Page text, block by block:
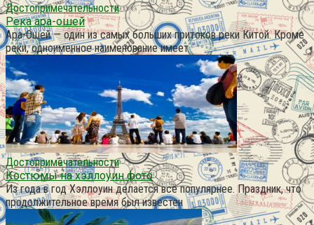
Достопримечательности
Река ара-ошей
Ара-Ошей — один из самых больших притоков реки Китой. Кроме
реки, одноименное наименование имеет
Достопримечательности
Костюмы на хэллоуин фото
Из года в год Хэллоуин делается всё популярнее. Праздник, что
продолжительное время был известен